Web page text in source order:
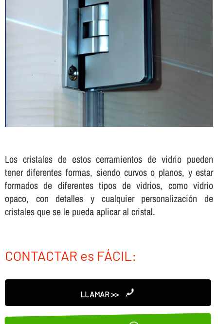
Los cristales de estos cerramientos de vidrio pueden
tener diferentes formas, siendo curvos o planos, y estar
formados de diferentes tipos de vidrios, como vidrio
opaco, con detalles y cualquier personalización de
cristales que se le pueda aplicar al cristal.
CONTACTAR es FÁCIL:
LLAMAR >>